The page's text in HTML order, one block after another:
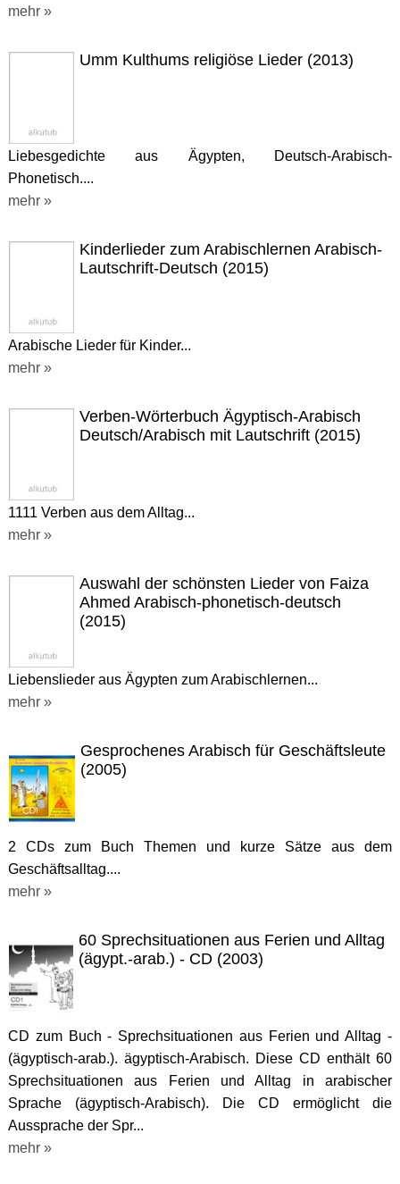
mehr »
Umm Kulthums religiöse Lieder (2013)
Liebesgedichte aus Ägypten, Deutsch-Arabisch-
Phonetisch....
mehr »
Kinderlieder zum Arabischlernen Arabisch-
Lautschrift-Deutsch (2015)
Arabische Lieder für Kinder...
mehr »
Verben-Wörterbuch Ägyptisch-Arabisch
Deutsch/Arabisch mit Lautschrift (2015)
1111 Verben aus dem Alltag...
mehr »
Auswahl der schönsten Lieder von Faiza
Ahmed Arabisch-phonetisch-deutsch
(2015)
Liebenslieder aus Ägypten zum Arabischlernen...
mehr »
Gesprochenes Arabisch für Geschäftsleute
(2005)
2 CDs zum Buch Themen und kurze Sätze aus dem
Geschäftsalltag....
mehr »
60 Sprechsituationen aus Ferien und Alltag
(ägypt.-arab.) - CD (2003)
CD zum Buch - Sprechsituationen aus Ferien und Alltag -
(ägyptisch-arab.). ägyptisch-Arabisch. Diese CD enthält 60
Sprechsituationen aus Ferien und Alltag in arabischer
Sprache (ägyptisch-Arabisch). Die CD ermöglicht die
Aussprache der Spr...
mehr »